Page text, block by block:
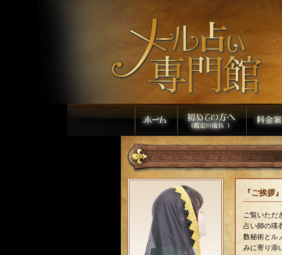
『ご挨拶』
ご覧いただ
占い師の瑛
数秘術とル
みに寄り添